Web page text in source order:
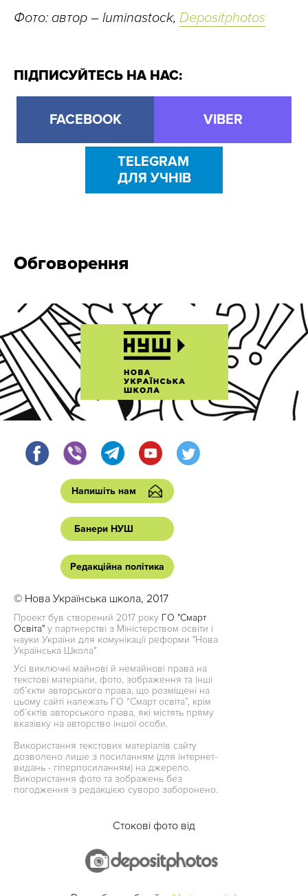
Фото: автор – luminastock, Depositphotos
ПІДПИСУЙТЕСЬ НА НАС:
FACEBOOK VIBER
TELEGRAM
ДЛЯ УЧНІВ
Обговорення
Напишіть нам
Банери НУШ
Редакційна політика
© Нова Українська школа, 2017
Проект був створений 2017 року ГО "Смарт
Освіта" у партнерстві з Міністерством освіти і
науки України для комунікації реформи "Нова
Українська Школа"
Усі виключні майнові й немайнові права на
текстові матеріали, фото, зображення та інші
об’єкти авторського права, що розміщені на
цьому сайті належать ГО “Смарт освіта”, крім
об’єктів авторського права, які містять пряму
вказівку на авторство іншої особи.
Використання текстових матеріалів сайту
дозволено лише з посиланням (для інтернет-
видань - гіперпосиланням) на джерело.
Використання фото та зображень без
погодження з редакцією суворо заборонено.
Стокові фото від